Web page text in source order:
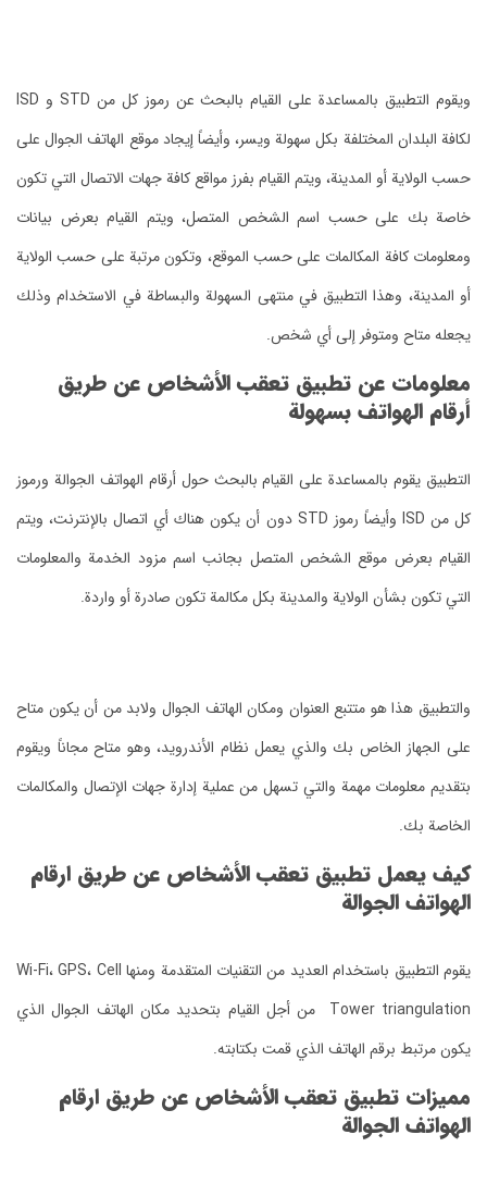
ويقوم التطبيق بالمساعدة على القيام بالبحث عن رموز كل من STD و ISD
لكافة البلدان المختلفة بكل سهولة ويسر، وأيضاً إيجاد موقع الهاتف الجوال على
حسب الولاية أو المدينة، ويتم القيام بفرز مواقع كافة جهات الاتصال التي تكون
خاصة بك على حسب اسم الشخص المتصل، ويتم القيام بعرض بيانات
ومعلومات كافة المكالمات على حسب الموقع، وتكون مرتبة على حسب الولاية
أو المدينة، وهذا التطبيق في منتهى السهولة والبساطة في الاستخدام وذلك
يجعله متاح ومتوفر إلى أي شخص.
معلومات عن تطبيق تعقب الأشخاص عن طريق
أرقام الهواتف بسهولة
التطبيق يقوم بالمساعدة على القيام بالبحث حول أرقام الهواتف الجوالة ورموز
كل من ISD وأيضاً رموز STD دون أن يكون هناك أي اتصال بالإنترنت، ويتم
القيام بعرض موقع الشخص المتصل بجانب اسم مزود الخدمة والمعلومات
التي تكون بشأن الولاية والمدينة بكل مكالمة تكون صادرة أو واردة.
والتطبيق هذا هو متتبع العنوان ومكان الهاتف الجوال ولابد من أن يكون متاح
على الجهاز الخاص بك والذي يعمل نظام الأندرويد، وهو متاح مجاناً ويقوم
بتقديم معلومات مهمة والتي تسهل من عملية إدارة جهات الإتصال والمكالمات
الخاصة بك.
كيف يعمل تطبيق تعقب الأشخاص عن طريق ارقام
الهواتف الجوالة
يقوم التطبيق باستخدام العديد من التقنيات المتقدمة ومنها Wi-Fi، GPS، Cell
Tower triangulation من أجل القيام بتحديد مكان الهاتف الجوال الذي
يكون مرتبط برقم الهاتف الذي قمت بكتابته.
مميزات تطبيق تعقب الأشخاص عن طريق ارقام
الهواتف الجوالة